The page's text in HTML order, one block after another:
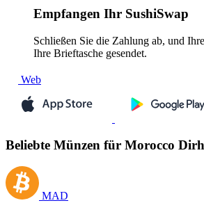
Empfangen Ihr SushiSwap
Schließen Sie die Zahlung ab, und
Ihre Brieftasche gesendet.
Web
Beliebte Münzen für Morocco
MAD